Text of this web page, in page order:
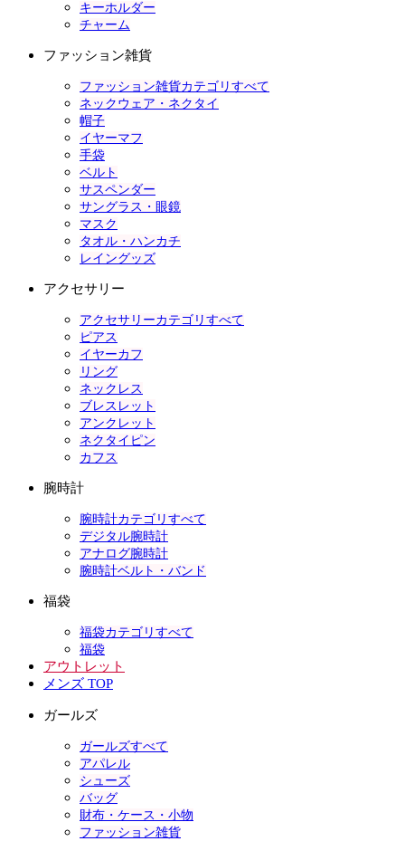
キーホルダー
チャーム
ファッション雑貨
ファッション雑貨カテゴリすべて
ネックウェア・ネクタイ
帽子
イヤーマフ
手袋
ベルト
サスペンダー
サングラス・眼鏡
マスク
タオル・ハンカチ
レイングッズ
アクセサリー
アクセサリーカテゴリすべて
ピアス
イヤーカフ
リング
ネックレス
ブレスレット
アンクレット
ネクタイピン
カフス
腕時計
腕時計カテゴリすべて
デジタル腕時計
アナログ腕時計
腕時計ベルト・バンド
福袋
福袋カテゴリすべて
福袋
アウトレット
メンズ TOP
ガールズ
ガールズすべて
アパレル
シューズ
バッグ
財布・ケース・小物
ファッション雑貨